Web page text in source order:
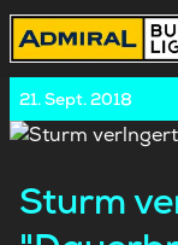
21. Sept. 2018
Sturm